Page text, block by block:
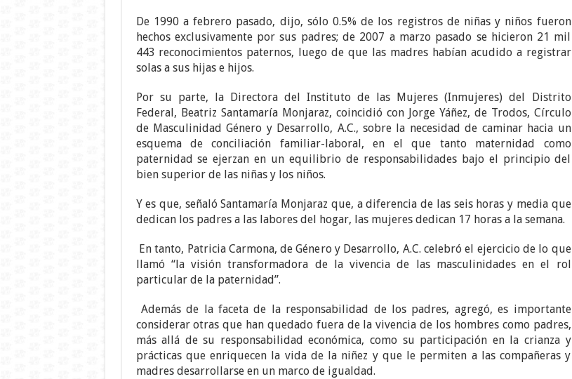
De 1990 a febrero pasado, dijo, sólo 0.5% de los registros de niñas y niños fueron
hechos exclusivamente por sus padres; de 2007 a marzo pasado se hicieron 21 mil
443 reconocimientos paternos, luego de que las madres habían acudido a registrar
solas a sus hijas e hijos.
Por su parte, la Directora del Instituto de las Mujeres (Inmujeres) del Distrito
Federal, Beatriz Santamaría Monjaraz, coincidió con Jorge Yáñez, de Trodos, Círculo
de Masculinidad Género y Desarrollo, A.C., sobre la necesidad de caminar hacia un
esquema de conciliación familiar-laboral, en el que tanto maternidad como
paternidad se ejerzan en un equilibrio de responsabilidades bajo el principio del
bien superior de las niñas y los niños.
Y es que, señaló Santamaría Monjaraz que, a diferencia de las seis horas y media que
dedican los padres a las labores del hogar, las mujeres dedican 17 horas a la semana.
En tanto, Patricia Carmona, de Género y Desarrollo, A.C. celebró el ejercicio de lo que
llamó “la visión transformadora de la vivencia de las masculinidades en el rol
particular de la paternidad”.
Además de la faceta de la responsabilidad de los padres, agregó, es importante
considerar otras que han quedado fuera de la vivencia de los hombres como padres,
más allá de su responsabilidad económica, como su participación en la crianza y
prácticas que enriquecen la vida de la niñez y que le permiten a las compañeras y
madres desarrollarse en un marco de igualdad.